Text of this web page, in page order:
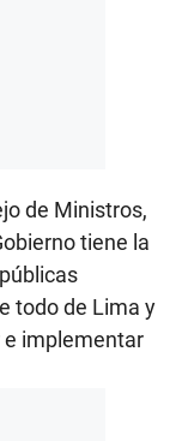
de Ministros,
tiene la
todo de Lima y
e implementar